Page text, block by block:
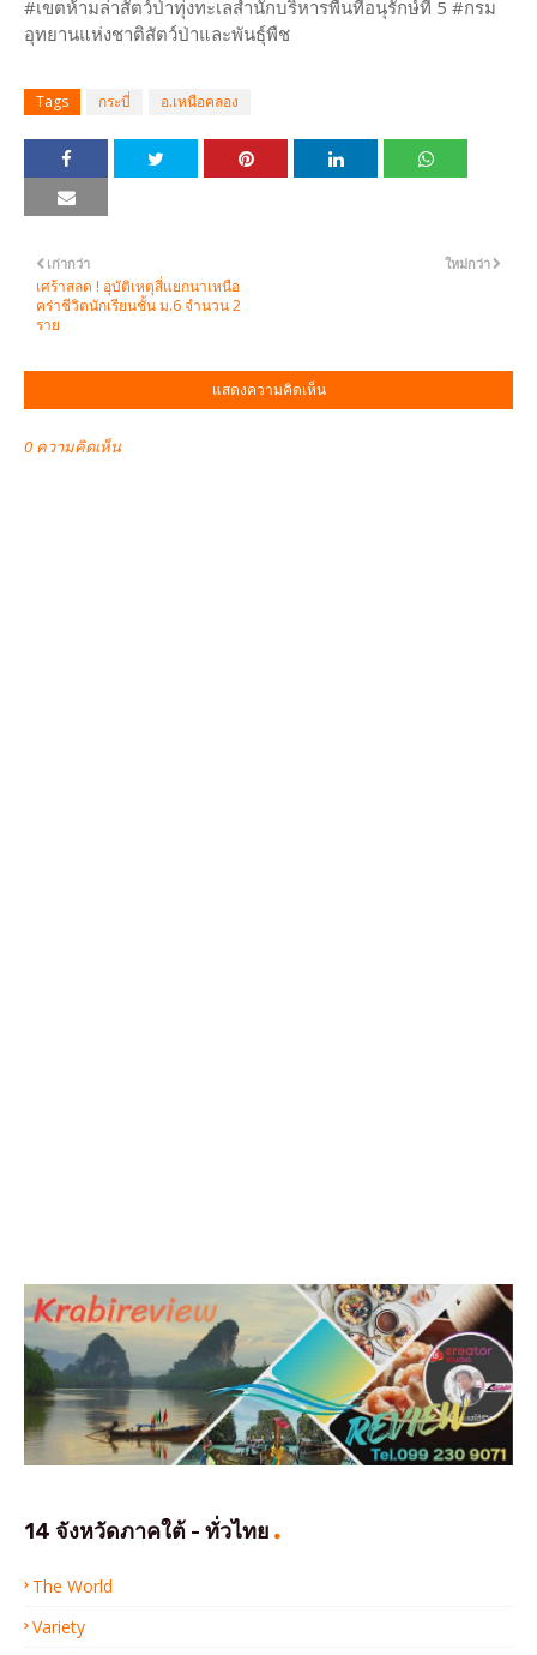
#เขตห้ามล่าสัตว์ป่าทุ่งทะเลสำนักบริหารพื้นที่อนุรักษ์ที่ 5 #กรม
อุทยานแห่งชาติสัตว์ป่าและพันธุ์พืช
Tags กระบี่ อ.เหนือคลอง
ใหม่กว่า
เก่ากว่า
เศร้าสลด ! อุบัติเหตุสี่แยกนาเหนือ
คร่าชีวิตนักเรียนชั้น ม.6 จำนวน 2
ราย
แสดงความคิดเห็น
0 ความคิดเห็น
14 จังหวัดภาคใต้ - ทั่วไทย
The World
Variety